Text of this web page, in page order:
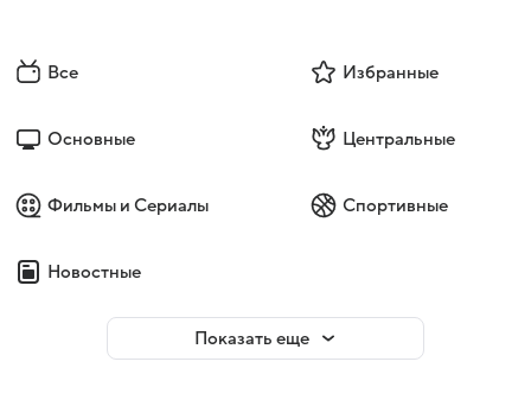
Все Избранные
Основные Центральные
Фильмы и Сериалы Спортивные
Новостные
Показать еще